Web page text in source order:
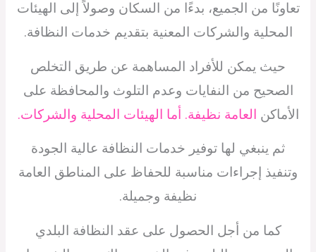
تعاونًا من الجميع، بدءًا من السكان وصولاً إلى الهيئات
المحلية والشركات المعنية بتقديم خدمات النظافة.
حيث يمكن للأفراد المساهمة عن طريق التخلص
الصحيح من النفايات وعدم التلوث والمحافظة على
الأماكن العامة نظيفة. أما الهيئات المحلية والشركات.
ثم ينبغي لها توفير خدمات النظافة عالية الجودة
وتنفيذ إجراءات مناسبة للحفاظ على المناطق العامة
نظيفة وجميلة.
كما من أجل الحصول على عقد النظافة البلدي